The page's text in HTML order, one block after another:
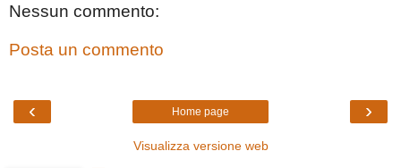
Nessun commento:
Posta un commento
‹ ›
Home page
Visualizza versione web